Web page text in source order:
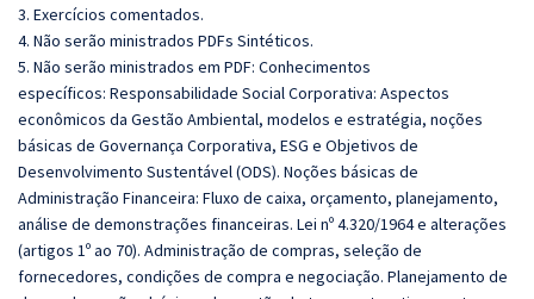
3. Exercícios comentados.
4. Não serão ministrados PDFs Sintéticos.
5. Não serão ministrados em PDF: Conhecimentos
específicos: Responsabilidade Social Corporativa: Aspectos
econômicos da Gestão Ambiental, modelos e estratégia, noções
básicas de Governança Corporativa, ESG e Objetivos de
Desenvolvimento Sustentável (ODS). Noções básicas de
Administração Financeira: Fluxo de caixa, orçamento, planejamento,
análise de demonstrações financeiras. Lei nº 4.320/1964 e alterações
(artigos 1º ao 70). Administração de compras, seleção de
fornecedores, condições de compra e negociação. Planejamento de